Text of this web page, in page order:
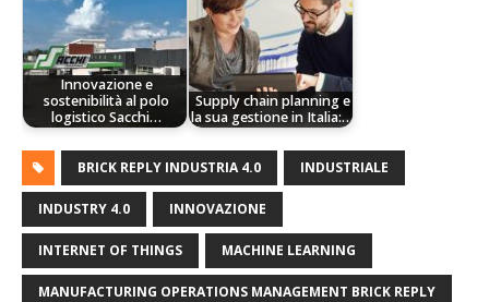
Innovazione e
sostenibilità al polo
logistico Sacchi…
Supply chain planning e
la sua gestione in Italia:…
BRICK REPLY INDUSTRIA 4.0 INDUSTRIALE
INDUSTRY 4.0 INNOVAZIONE
INTERNET OF THINGS MACHINE LEARNING
MANUFACTURING OPERATIONS MANAGEMENT BRICK REPLY